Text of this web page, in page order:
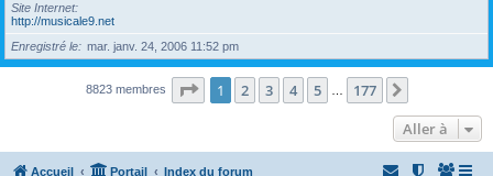
Site Internet
http://musicale9.net
Enregistré le
mar. janv. 24, 2006 11:52 pm
8823 membres Page 1sur177
1 2 3 4 5 177
Aller à
Accueil Portail Index du forum